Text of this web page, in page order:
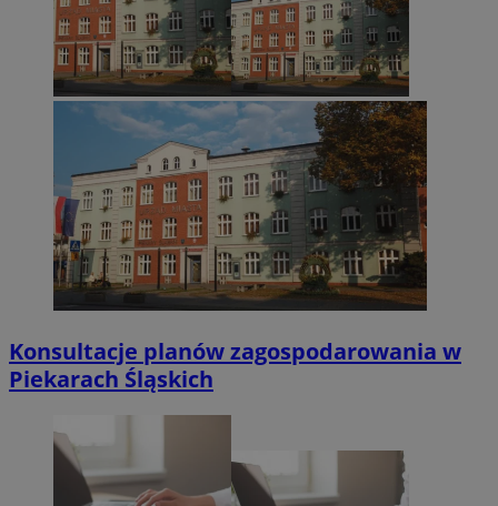
Konsultacje planów zagospodarowania w
Piekarach Śląskich